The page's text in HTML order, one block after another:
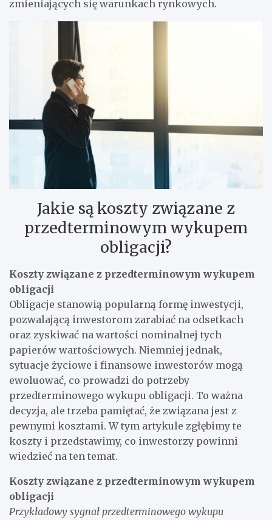
zmieniających się warunkach rynkowych.
Jakie są koszty związane z
przedterminowym wykupem
obligacji?
Koszty związane z przedterminowym wykupem
obligacji
Obligacje stanowią popularną formę inwestycji,
pozwalającą inwestorom zarabiać na odsetkach
oraz zyskiwać na wartości nominalnej tych
papierów wartościowych. Niemniej jednak,
sytuacje życiowe i finansowe inwestorów mogą
ewoluować, co prowadzi do potrzeby
przedterminowego wykupu obligacji. To ważna
decyzja, ale trzeba pamiętać, że związana jest z
pewnymi kosztami. W tym artykule zgłębimy te
koszty i przedstawimy, co inwestorzy powinni
wiedzieć na ten temat.
Koszty związane z przedterminowym wykupem
obligacji
Przykładowy sygnał przedterminowego wykupu